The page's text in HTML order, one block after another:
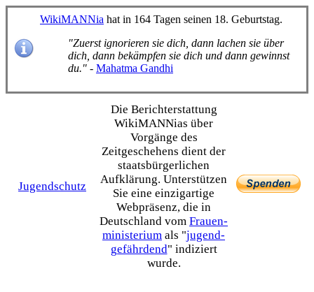
WikiMANNia hat in 164 Tagen seinen 18. Geburtstag.
"Zuerst ignorieren sie dich, dann lachen sie über
dich, dann bekämpfen sie dich und dann gewinnst
du." - Mahatma Gandhi
Jugendschutz
Die Bericht­erstattung
WikiMANNias über
Vorgänge des
Zeitgeschehens dient der
staats­bürgerlichen
Aufklärung. Unterstützen
Sie eine einzig­artige
Webpräsenz, die in
Deutschland vom Frauen­
ministerium als "jugend­
gefährdend" indiziert
wurde.